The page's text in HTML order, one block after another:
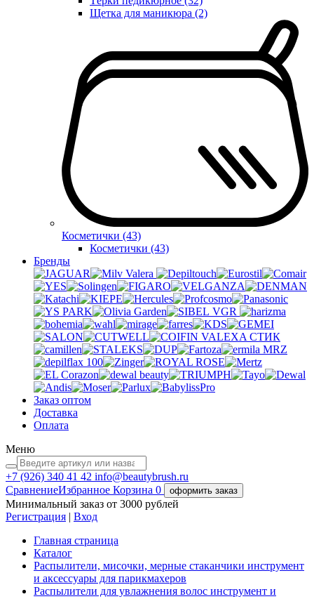
Щетка для маникюра (2)
Косметички (43)
Косметички (43)
Бренды
Valera
VGR
VALEXA СТИК
MRZ
Заказ оптом
Доставка
Оплата
Меню
+7 (926) 340 41 42 info@beautybrush.ru
СравнениеИзбранное Корзина 0 оформить заказ
Минимальный заказ от 3000 рублей
Регистрация | Вход
Главная страница
Каталог
Распылители, мисочки, мерные стаканчики инструмент
и аксессуары для парикмахеров
Распылители для увлажнения волос инструмент и